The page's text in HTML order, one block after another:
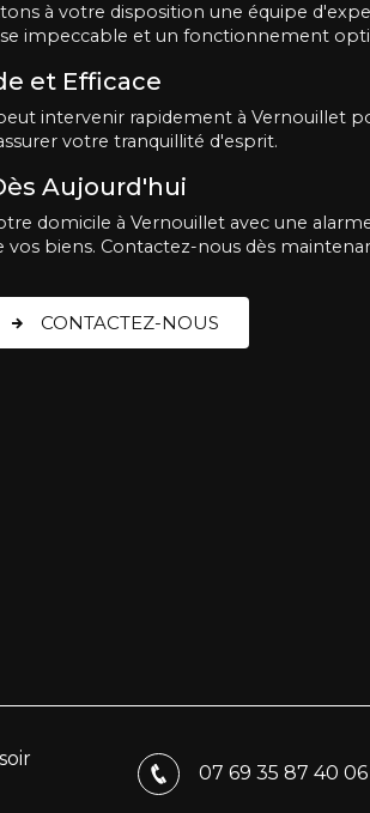
à votre disposition une équipe
impeccable et un fonctionnement
et Efficace
intervenir rapidement à Vernouillet
votre tranquillité d'esprit.
Aujourd'hui
domicile à Vernouillet avec une
biens. Contactez-nous dès
CONTACTEZ-NOUS
07 69 35 87 40 06